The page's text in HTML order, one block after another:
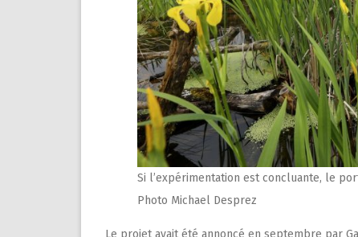
Si l’expérimentation est concluante, le
Photo Michael Desprez
Le projet avait été annoncé en septembre par